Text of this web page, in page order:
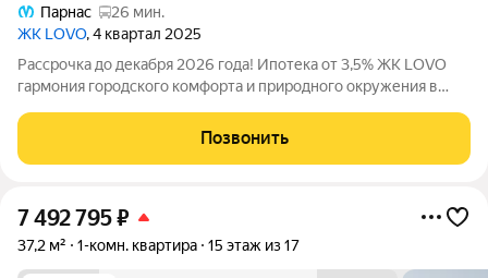
Парнас
26 мин.
ЖК LOVO, 4 квартал 2025
Рассрочка до декабря 2026 года! Ипотека от 3,5% ЖК LOVO
гармония городского комфорта и природного окружения в
Позвонить
7 492 795₽
37,2 м² 1-комн. квартира 15 этаж из 17